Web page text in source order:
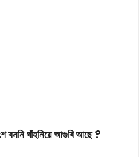
বননি ঘাঁহনিয়ে আগুৰি আছে ?